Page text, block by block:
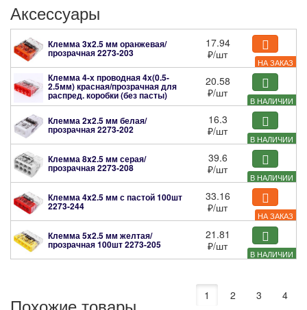
Аксессуары
НА ЗАКАЗ
Клемма 3x2.5 мм оранжевая/
прозрачная2273-203
17.94
₽/шт
В НАЛИЧИИ
Клемма 4-х проводная 4х(0.5-
2.5мм) красная/прозрачная для
распред. коробки (без пасты)
2273-204
20.58
₽/шт
В НАЛИЧИИ
Клемма 2x2.5 мм белая/
прозрачная2273-202
16.3
₽/шт
В НАЛИЧИИ
Клемма 8x2.5 мм серая/
прозрачная2273-208
39.6
₽/шт
НА ЗАКАЗ
Клемма 4x2.5 мм с пастой 100шт
2273-244
33.16
₽/шт
В НАЛИЧИИ
Клемма 5x2.5 мм желтая/
прозрачная 100шт2273-205
21.81
₽/шт
1 2 3 4